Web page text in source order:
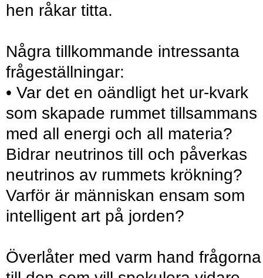
hen råkar titta.
Några tillkommande intressanta
frågeställningar:
• Var det en oändligt het ur-kvark
som skapade rummet tillsammans
med all energi och all materia?
Bidrar neutrinos till och påverkas
neutrinos av rummets krökning?
Varför är människan ensam som
intelligent art på jorden?
Överlåter med varm hand frågorna